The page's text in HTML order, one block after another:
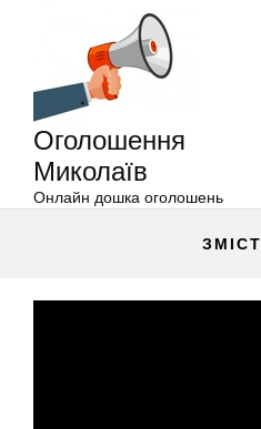
Оголошення
Миколаїв
Онлайн дошка оголошень
ЗМІСТ